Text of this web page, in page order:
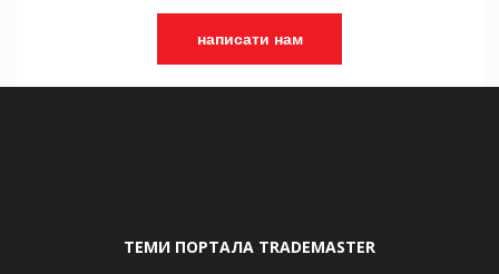
написати нам
ТЕМИ ПОРТАЛА TRADEMASTER